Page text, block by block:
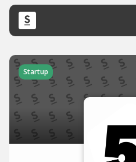
Startup